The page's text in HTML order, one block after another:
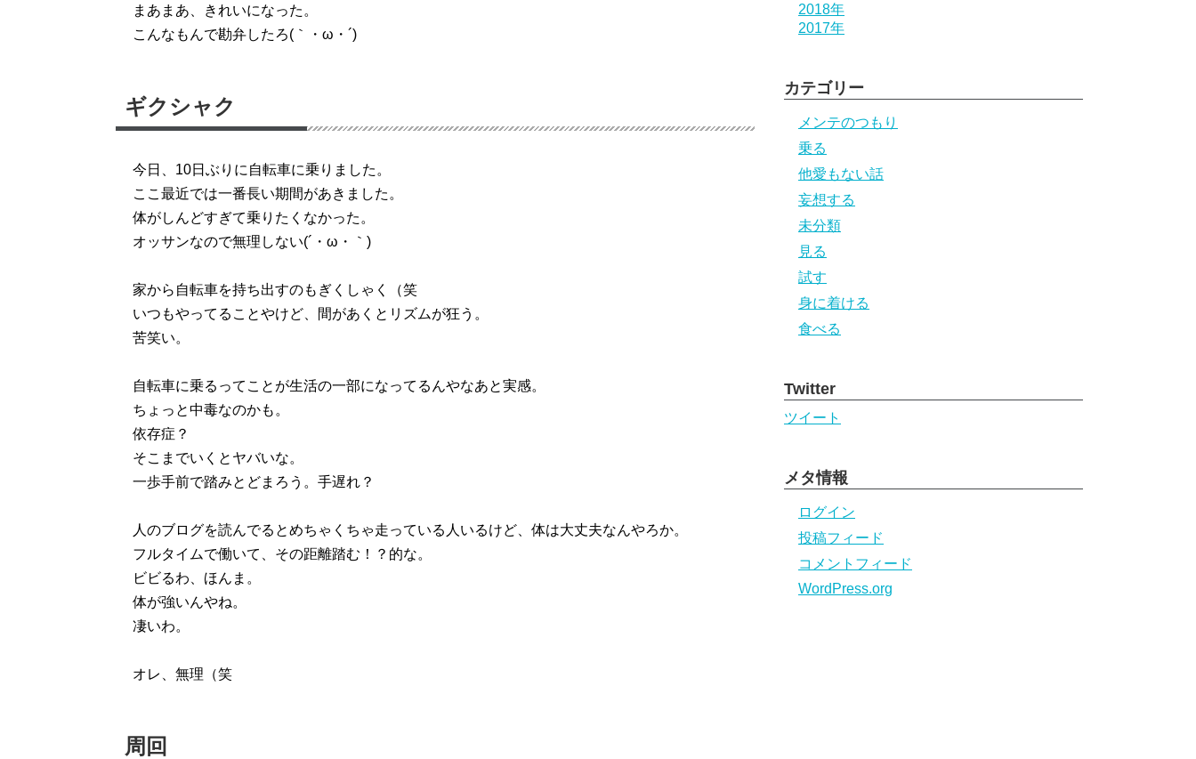
まあまあ、きれいになった。
こんなもんで勘弁したろ(｀・ω・´)
ギクシャク
今日、10日ぶりに自転車に乗りました。
ここ最近では一番長い期間があきました。
体がしんどすぎて乗りたくなかった。
オッサンなので無理しない(´・ω・｀)
家から自転車を持ち出すのもぎくしゃく（笑
いつもやってることやけど、間があくとリズムが狂う。
苦笑い。
自転車に乗るってことが生活の一部になってるんやなあと実感。
ちょっと中毒なのかも。
依存症？
そこまでいくとヤバいな。
一歩手前で踏みとどまろう。手遅れ？
人のブログを読んでるとめちゃくちゃ走っている人いるけど、体は大丈夫なんやろか。
フルタイムで働いて、その距離踏む！？的な。
ビビるわ、ほんま。
体が強いんやね。
凄いわ。
オレ、無理（笑
周回
2018年
2017年
カテゴリー
メンテのつもり
乗る
他愛もない話
妄想する
未分類
見る
試す
身に着ける
食べる
Twitter
ツイート
メタ情報
ログイン
投稿フィード
コメントフィード
WordPress.org